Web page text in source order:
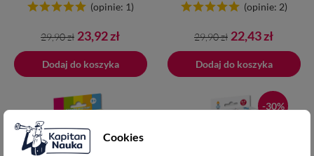
(opinie: 1)
Cena
podstawowa
29,90 zł Cena
23,92 zł
Dodaj do koszyka
(opinie: 2)
Cena
podstawowa
29,90 zł Cena
22,43 zł
Dodaj do koszyka
Dodano do koszyka
-30%
Cookies